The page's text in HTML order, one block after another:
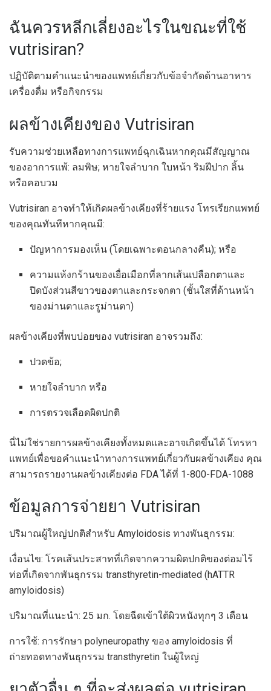
ฉันควรหลีกเลี่ยงอะไรในขณะที่ใช้
vutrisiran?
ปฏิบัติตามคำแนะนำของแพทย์เกี่ยวกับข้อจำกัดด้านอาหาร
เครื่องดื่ม หรือกิจกรรม
ผลข้างเคียงของ Vutrisiran
รับความช่วยเหลือทางการแพทย์ฉุกเฉินหากคุณมีสัญญาณ
ของอาการแพ้: ลมพิษ; หายใจลำบาก ใบหน้า ริมฝีปาก ลิ้น
หรือคอบวม
Vutrisiran อาจทำให้เกิดผลข้างเคียงที่ร้ายแรง โทรเรียกแพทย์
ของคุณทันทีหากคุณมี:
ปัญหาการมองเห็น (โดยเฉพาะตอนกลางคืน); หรือ
ความแห้งกร้านของเยื่อเมือกที่ลากเส้นเปลือกตาและ
ปิดบังส่วนสีขาวของตาและกระจกตา (ชั้นใสที่ด้านหน้า
ของม่านตาและรูม่านตา)
ผลข้างเคียงที่พบบ่อยของ vutrisiran อาจรวมถึง:
ปวดข้อ;
หายใจลำบาก หรือ
การตรวจเลือดผิดปกติ
นี่ไม่ใช่รายการผลข้างเคียงทั้งหมดและอาจเกิดขึ้นได้ โทรหา
แพทย์เพื่อขอคำแนะนำทางการแพทย์เกี่ยวกับผลข้างเคียง คุณ
สามารถรายงานผลข้างเคียงต่อ FDA ได้ที่ 1-800-FDA-1088
ข้อมูลการจ่ายยา Vutrisiran
ปริมาณผู้ใหญ่ปกติสำหรับ Amyloidosis ทางพันธุกรรม:
เงื่อนไข: โรคเส้นประสาทที่เกิดจากความผิดปกติของต่อมไร้
ท่อที่เกิดจากพันธุกรรม transthyretin-mediated (hATTR
amyloidosis)
ปริมาณที่แนะนำ: 25 มก. โดยฉีดเข้าใต้ผิวหนังทุกๆ 3 เดือน
การใช้: การรักษา polyneuropathy ของ amyloidosis ที่
ถ่ายทอดทางพันธุกรรม transthyretin ในผู้ใหญ่